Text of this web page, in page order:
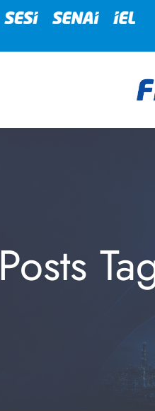
Posts